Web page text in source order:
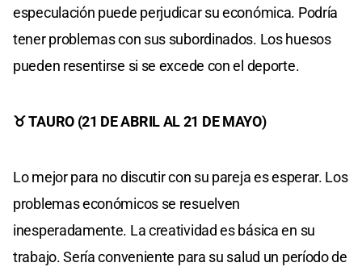
especulación puede perjudicar su económica. Podría
tener problemas con sus subordinados. Los huesos
pueden resentirse si se excede con el deporte.
♉ TAURO (21 DE ABRIL AL 21 DE MAYO)
Lo mejor para no discutir con su pareja es esperar. Los
problemas económicos se resuelven
inesperadamente. La creatividad es básica en su
trabajo. Sería conveniente para su salud un período de